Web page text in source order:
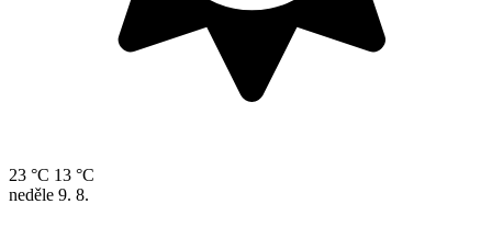
23 °C 13 °C
neděle 9. 8.